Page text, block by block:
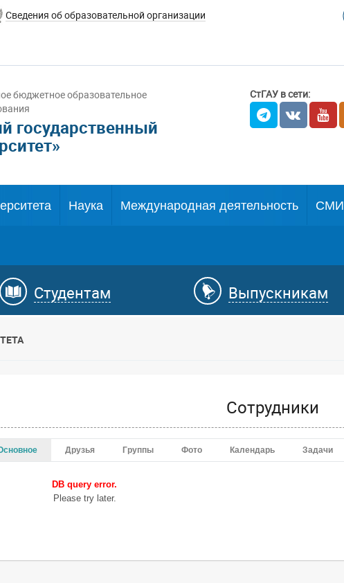
Сведения об образовательной организации
бюджетное образовательное
государственный
СтГАУ в сети:
Наука Международная деятельность СМИ
Студентам Выпускникам
Сотрудники
Друзья Группы Фото Календарь Задачи
DB query error.
Please try later.